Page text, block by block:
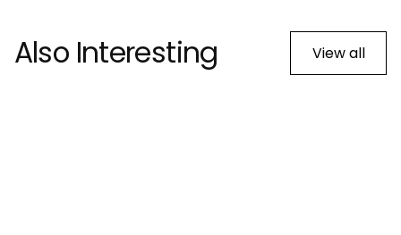
Also Interesting View all